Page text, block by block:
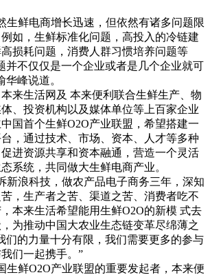
鲜电商增长迅速，但依然有诸多问题限
如，生鲜标准化问题，高投入的冷链建
损耗问题，消费人群习惯培养问题等
并不仅仅是一个企业或者是几个企业就可
华峰说道。
来生活网及 本来便利联合生鲜生产、物
、投资机构以及媒体单位等上百家企业
国首个生鲜O2O产业联盟，希望搭建一
，通过技术、市场、资本、人才等多种
进资源共享和资本融通，营造一个灵活
系统，共同做大生鲜电商产业。
浪科技，做农产品电子商务三年，深知
，生产者之苦、渠道之苦、消费者吃不
本来生活希望能用生鲜O2O的新模 式去
为推动中国大农业生态链变革尽绵薄之
们的力量十分有限，我们需要更多的参与
们一起携手。”
鲜O2O产业联盟的重要发起者，本来便